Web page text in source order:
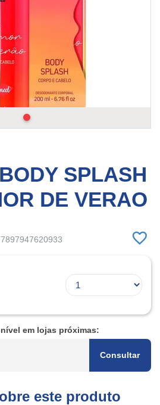
SPLASH
DE VERAO
em lojas próximas:
Consultar
este produto